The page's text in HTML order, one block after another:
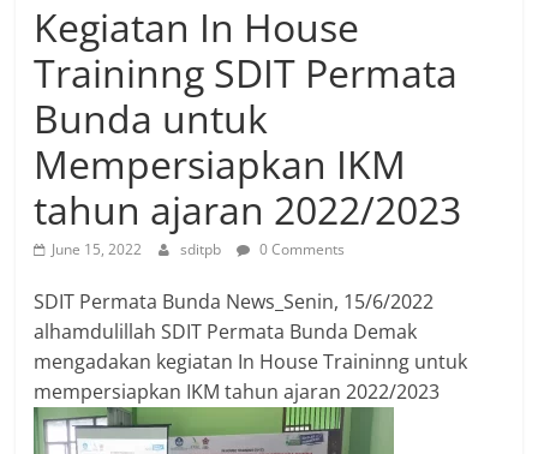
Kegiatan In House
Traininng SDIT Permata
Bunda untuk
Mempersiapkan IKM
tahun ajaran 2022/2023
June 15, 2022 sditpb 0 Comments
SDIT Permata Bunda News_Senin, 15/6/2022
alhamdulillah SDIT Permata Bunda Demak
mengadakan kegiatan In House Traininng untuk
mempersiapkan IKM tahun ajaran 2022/2023